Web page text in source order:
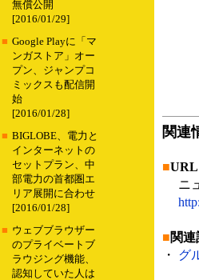
無償公開
[2016/01/29]
■ Google Playに「マ
ンガストア」オー
プン、ジャンプコ
ミックスも配信開
始
[2016/01/28]
■ BIGLOBE、電力と
インターネットの
セットプラン、中
部電力の首都圏エ
リア展開に合わせ
[2016/01/28]
■ ウェブブラウザー
のプライベートブ
ラウジング機能、
認知していた人は
関連
■URL
ニ
■関
・ グ